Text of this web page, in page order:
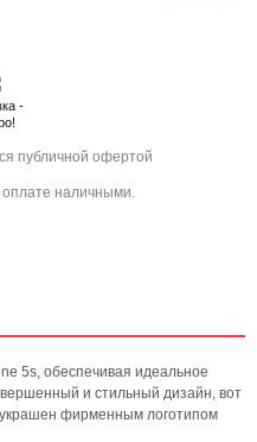
-
публичной офертой
наличными.
5s, обеспечивая идеальное
и стильный дизайн, вот
фирменным логотипом